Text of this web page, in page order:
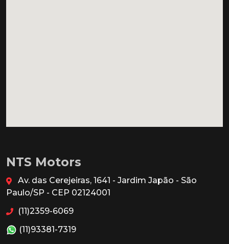
NTS Motors
Av. das Cerejeiras, 1641 - Jardim Japão - São
Paulo/SP - CEP 02124001
(11)2359-6069
(11)93381-7319